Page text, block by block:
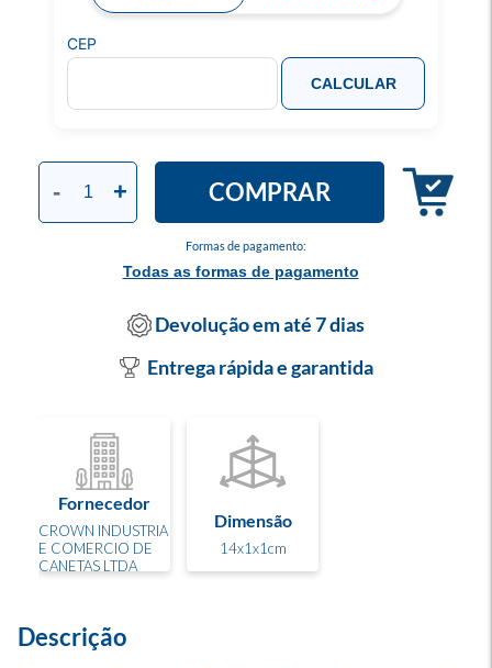
Formas de pagamento:
Todas as formas de pagamento
- + COMPRAR
CEP
CALCULAR
Devolução em até 7 dias
Entrega rápida e garantida
Fornecedor
CROWN INDUSTRIA
E COMERCIO DE
CANETAS LTDA
Dimensão
14x1x1cm
Descrição